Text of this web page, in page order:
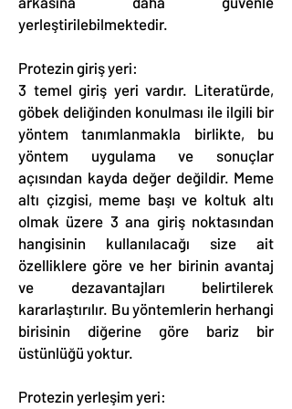
yerleştirilebilmektedir.
Protezin giriş yeri:
3 temel giriş yeri vardır. Literatürde,
göbek deliğinden konulması ile ilgili bir
yöntem tanımlanmakla birlikte, bu
yöntem uygulama ve sonuçlar
açısından kayda değer değildir. Meme
altı çizgisi, meme başı ve koltuk altı
olmak üzere 3 ana giriş noktasından
hangisinin kullanılacağı size ait
özelliklere göre ve her birinin avantaj
ve dezavantajları belirtilerek
kararlaştırılır. Bu yöntemlerin herhangi
birisinin diğerine göre bariz bir
üstünlüğü yoktur.
Protezin yerleşim yeri: